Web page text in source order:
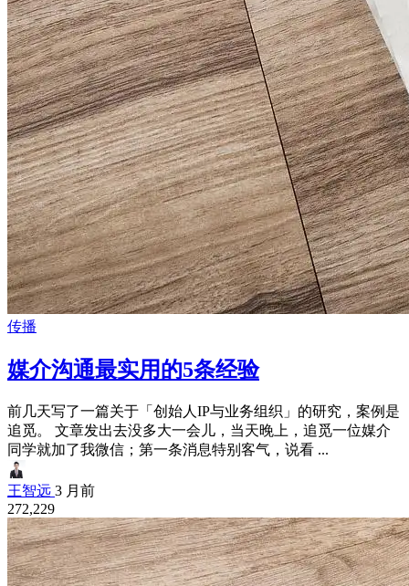
传播
媒介沟通最实用的5条经验
前几天写了一篇关于「创始人IP与业务组织」的研究，案例是
追觅。 文章发出去没多大一会儿，当天晚上，追觅一位媒介
同学就加了我微信；第一条消息特别客气，说看 ...
王智远 3 月前
272,229